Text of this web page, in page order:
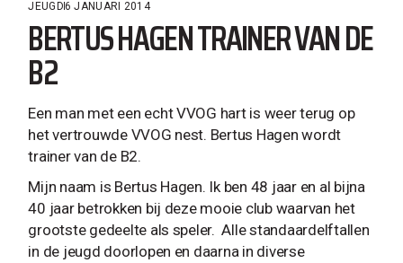
JEUGD6 JANUARI 2014
BERTUS HAGEN TRAINER VAN DE
B2
Een man met een echt VVOG hart is weer terug op
het vertrouwde VVOG nest. Bertus Hagen wordt
trainer van de B2.
Mijn naam is Bertus Hagen. Ik ben 48 jaar en al bijna
40 jaar betrokken bij deze mooie club waarvan het
grootste gedeelte als speler. Alle standaardelftallen
in de jeugd doorlopen en daarna in diverse